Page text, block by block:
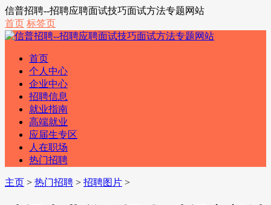
信普招聘--招聘应聘面试技巧面试方法专题网站
首页 标签页
首页
个人中心
企业中心
招聘信息
就业指南
高端就业
应届生专区
人在职场
热门招聘
主页 > 热门招聘 > 招聘图片 >